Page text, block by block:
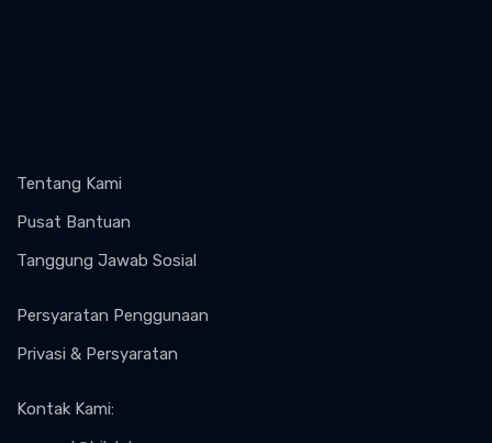
Tentang Kami
Pusat Bantuan
Tanggung Jawab Sosial
Persyaratan Penggunaan
Privasi & Persyaratan
Kontak Kami: